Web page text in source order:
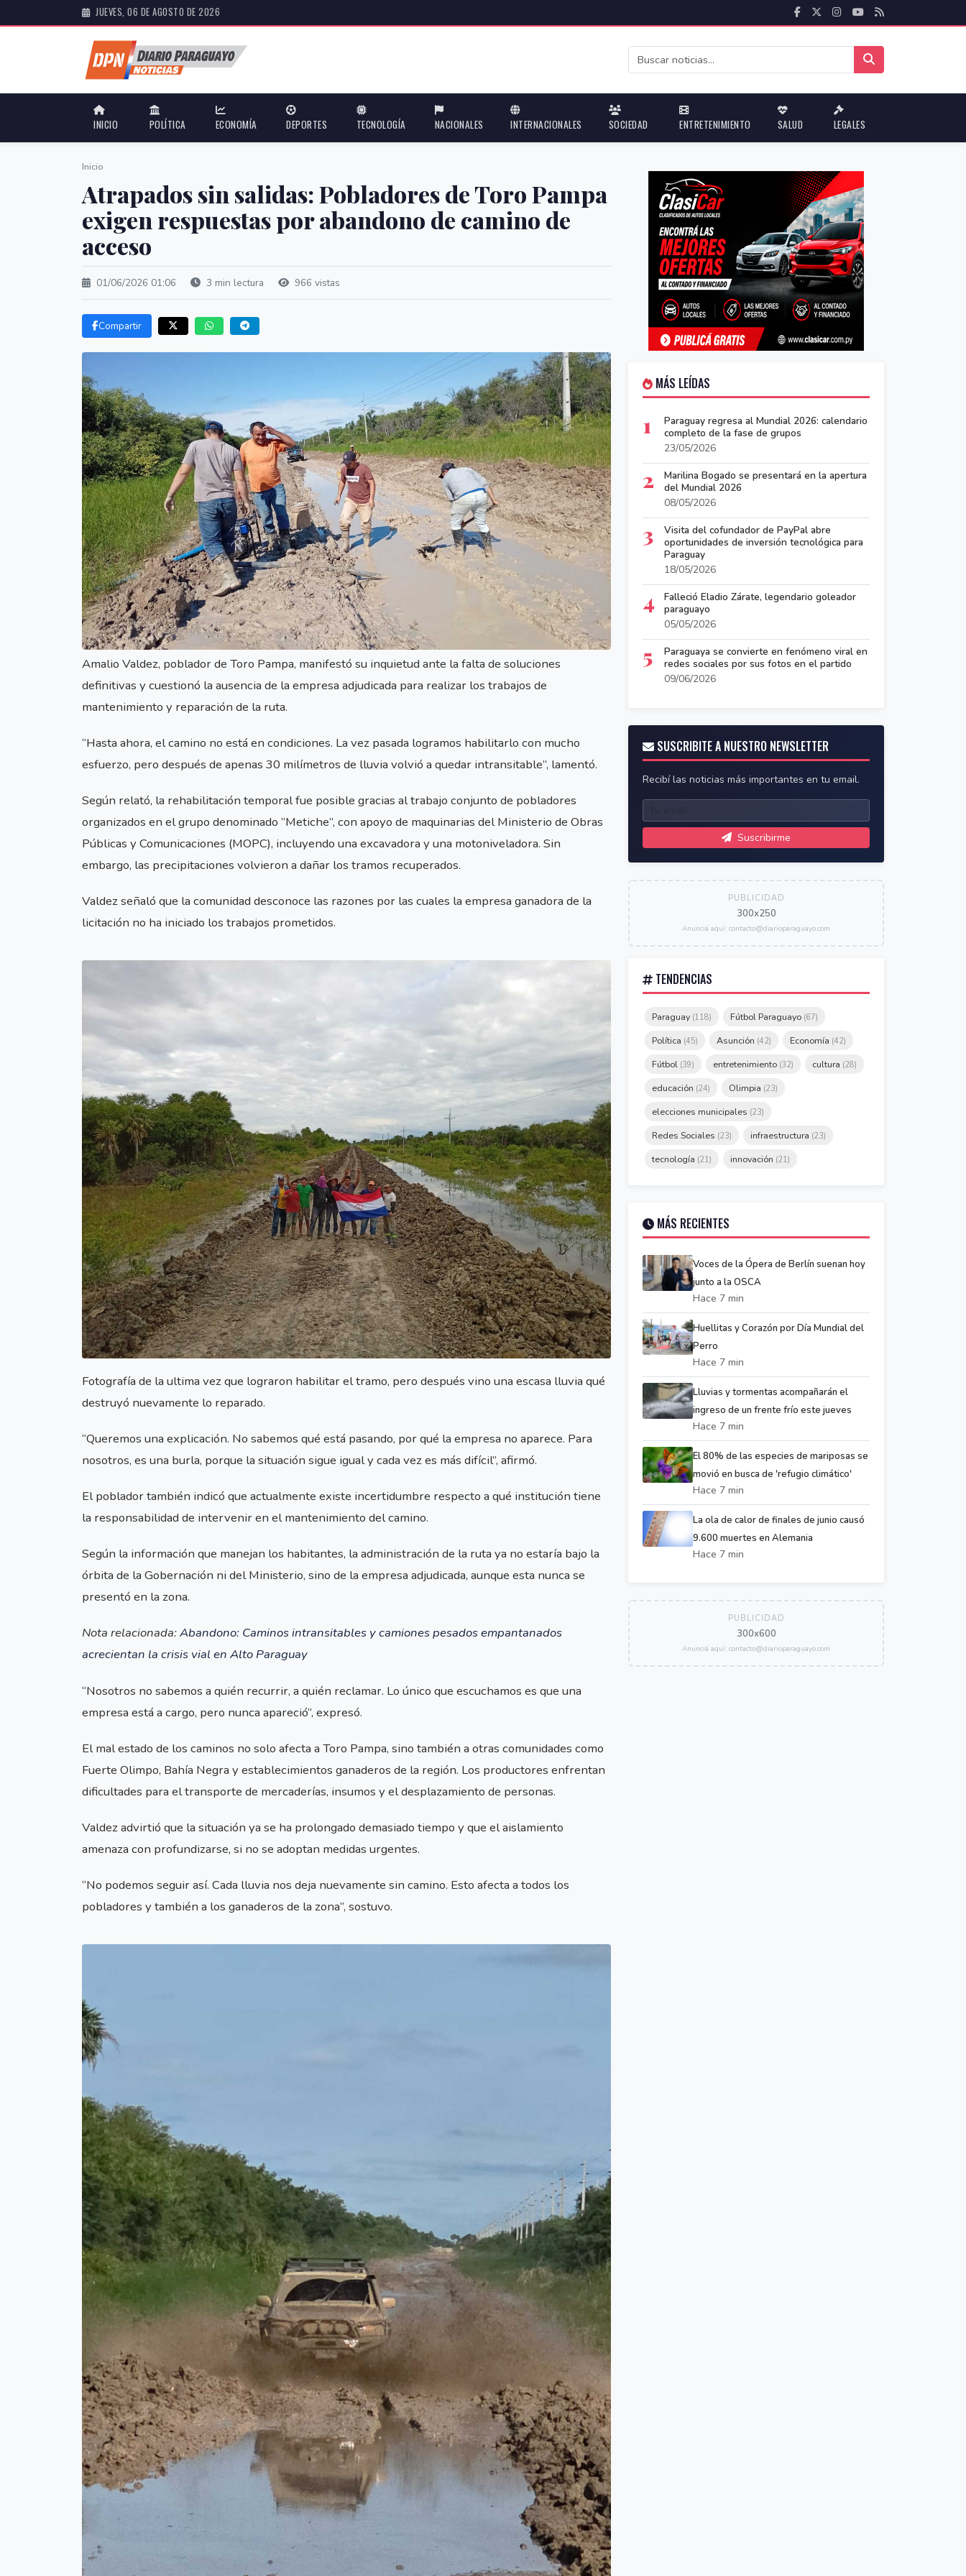
JUEVES, 06 DE AGOSTO DE 2026
INICIO POLÍTICA ECONOMÍA DEPORTES TECNOLOGÍA NACIONALES INTERNACIONALES SOCIEDAD ENTRETENIMIENTO SALUD LEGALES
Inicio
Atrapados sin salidas: Pobladores de Toro Pampa
exigen respuestas por abandono de camino de
acceso
01/06/2026 01:06 3 min lectura 966 vistas
Compartir
Amalio Valdez, poblador de Toro Pampa, manifestó su inquietud ante la falta de soluciones
definitivas y cuestionó la ausencia de la empresa adjudicada para realizar los trabajos de
mantenimiento y reparación de la ruta.
“Hasta ahora, el camino no está en condiciones. La vez pasada logramos habilitarlo con mucho
esfuerzo, pero después de apenas 30 milímetros de lluvia volvió a quedar intransitable”, lamentó.
Según relató, la rehabilitación temporal fue posible gracias al trabajo conjunto de pobladores
organizados en el grupo denominado “Metiche”, con apoyo de maquinarias del Ministerio de Obras
Públicas y Comunicaciones (MOPC), incluyendo una excavadora y una motoniveladora. Sin
embargo, las precipitaciones volvieron a dañar los tramos recuperados.
Valdez señaló que la comunidad desconoce las razones por las cuales la empresa ganadora de la
licitación no ha iniciado los trabajos prometidos.
Fotografía de la ultima vez que lograron habilitar el tramo, pero después vino una escasa lluvia qué
destruyó nuevamente lo reparado.
“Queremos una explicación. No sabemos qué está pasando, por qué la empresa no aparece. Para
nosotros, es una burla, porque la situación sigue igual y cada vez es más difícil”, afirmó.
El poblador también indicó que actualmente existe incertidumbre respecto a qué institución tiene
la responsabilidad de intervenir en el mantenimiento del camino.
Según la información que manejan los habitantes, la administración de la ruta ya no estaría bajo la
órbita de la Gobernación ni del Ministerio, sino de la empresa adjudicada, aunque esta nunca se
presentó en la zona.
Nota relacionada:Abandono: Caminos intransitables y camiones pesados empantanados
acrecientan la crisis vial en Alto Paraguay
“Nosotros no sabemos a quién recurrir, a quién reclamar. Lo único que escuchamos es que una
empresa está a cargo, pero nunca apareció”, expresó.
El mal estado de los caminos no solo afecta a Toro Pampa, sino también a otras comunidades como
Fuerte Olimpo, Bahía Negra y establecimientos ganaderos de la región. Los productores enfrentan
dificultades para el transporte de mercaderías, insumos y el desplazamiento de personas.
Valdez advirtió que la situación ya se ha prolongado demasiado tiempo y que el aislamiento
amenaza con profundizarse, si no se adoptan medidas urgentes.
“No podemos seguir así. Cada lluvia nos deja nuevamente sin camino. Esto afecta a todos los
pobladores y también a los ganaderos de la zona”, sostuvo.
MÁS LEÍDAS
1
Paraguay regresa al Mundial 2026: calendario
completo de la fase de grupos
23/05/2026
2
Marilina Bogado se presentará en la apertura
del Mundial 2026
08/05/2026
3
Visita del cofundador de PayPal abre
oportunidades de inversión tecnológica para
Paraguay
18/05/2026
4
Falleció Eladio Zárate, legendario goleador
paraguayo
05/05/2026
5
Paraguaya se convierte en fenómeno viral en
redes sociales por sus fotos en el partido
09/06/2026
SUSCRIBITE A NUESTRO NEWSLETTER
Recibí las noticias más importantes en tu email.
Suscribirme
PUBLICIDAD
300x250
Anunciá aquí: contacto@diarioparaguayo.com
TENDENCIAS
Paraguay (118) Fútbol Paraguayo (67)
Política (45) Asunción (42) Economía (42)
Fútbol (39) entretenimiento (32) cultura (28)
educación (24) Olimpia (23)
elecciones municipales (23)
Redes Sociales (23) infraestructura (23)
tecnología (21) innovación (21)
MÁS RECIENTES
Voces de la Ópera de Berlín suenan hoy
junto a la OSCA
Hace 7 min
Huellitas y Corazón por Día Mundial del
Perro
Hace 7 min
Lluvias y tormentas acompañarán el
ingreso de un frente frío este jueves
Hace 7 min
El 80% de las especies de mariposas se
movió en busca de 'refugio climático'
Hace 7 min
La ola de calor de finales de junio causó
9.600 muertes en Alemania
Hace 7 min
PUBLICIDAD
300x600
Anunciá aquí: contacto@diarioparaguayo.com